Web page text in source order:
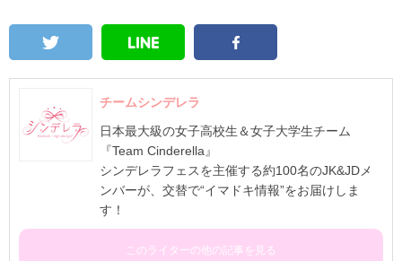
チームシンデレラ
日本最大級の女子高校生＆女子大学生チーム
『Team Cinderella』
シンデレラフェスを主催する約100名のJK&JDメ
ンバーが、交替で“イマドキ情報”をお届けしま
す！
このライターの他の記事を見る